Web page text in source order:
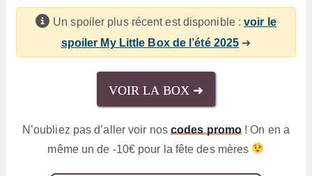
Un spoiler plus récent est disponible :voir le
spoiler My Little Box de l’été 2025 ➜
VOIR LA BOX ➜
N’oubliez pas d’aller voir nos codes promo ! On en a
même un de -10€ pour la fête des mères